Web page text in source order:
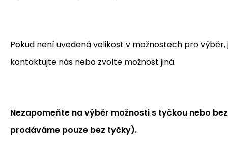
Pokud není uvedená velikost v možnostech pro výběr,
kontaktujte nás nebo zvolte možnost jiná.
Nezapomeňte na výběr možnosti s tyčkou nebo
prodáváme pouze bez tyčky).